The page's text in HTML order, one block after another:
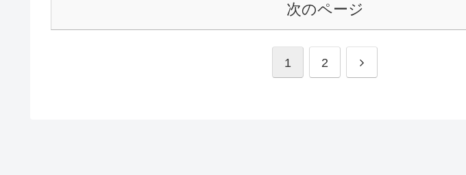
次のページ
1 2 次